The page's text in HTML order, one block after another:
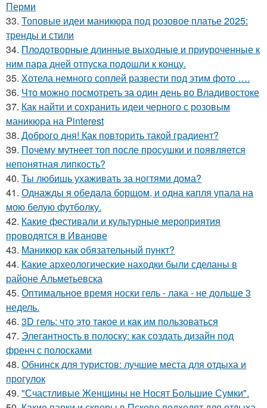
Перми
33. Топовые идеи маникюра под розовое платье 2025:
тренды и стили
34. Плодотворные длинные выходные и приуроченные к
ним пара дней отпуска подошли к концу.
35. Хотела немного соплей развести под этим фото ….
36. Что можно посмотреть за один день во Владивостоке
37. Как найти и сохранить идеи черного с розовым
маникюра на Pinterest
38. Доброго дня! Как повторить такой градиент?
39. Почему мутнеет топ после просушки и появляется
непонятная липкость?
40. Ты любишь ухаживать за ногтями дома?
41. Однажды я обедала борщом, и одна капля упала на
мою белую футболку.
42. Какие фестивали и культурные мероприятия
проводятся в Иванове
43. Маникюр как oбязательный пункт?
44. Какие археологические находки были сделаны в
районе Альметьевска
45. Оптимальное время носки гель - лака - не дольше 3
недель.
46. 3D гель: что это такое и как им пользоваться
47. Элегантность в полоску: как создать дизайн под
френч с полосками
48. Обнинск для туристов: лучшие места для отдыха и
прогулок
49. "Счастливые Женщины не Носят Большие Сумки".